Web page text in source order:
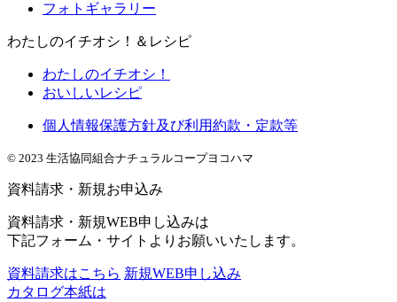
フォトギャラリー
わたしのイチオシ！＆レシピ
わたしのイチオシ！
おいしいレシピ
個人情報保護方針及び利用約款・定款等
© 2023 生活協同組合ナチュラルコープヨコハマ
資料請求・新規お申込み
資料請求・新規WEB申し込みは
下記フォーム・サイトよりお願いいたします。
資料請求はこちら 新規WEB申し込み
カタログ本紙は